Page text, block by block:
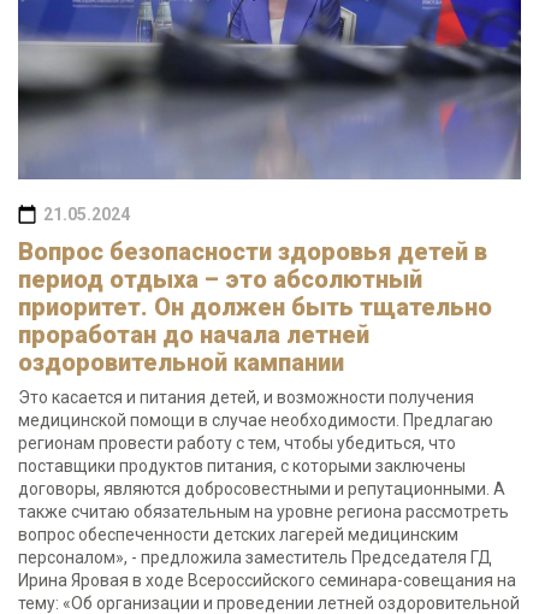
21.05.2024
Вопрос безопасности здоровья детей в
период отдыха – это абсолютный
приоритет. Он должен быть тщательно
проработан до начала летней
оздоровительной кампании
Это касается и питания детей, и возможности получения
медицинской помощи в случае необходимости. Предлагаю
регионам провести работу с тем, чтобы убедиться, что
поставщики продуктов питания, с которыми заключены
договоры, являются добросовестными и репутационными. А
также считаю обязательным на уровне региона рассмотреть
вопрос обеспеченности детских лагерей медицинским
персоналом», - предложила заместитель Председателя ГД
Ирина Яровая в ходе Всероссийского семинара-совещания на
тему: «Об организации и проведении летней оздоровительной